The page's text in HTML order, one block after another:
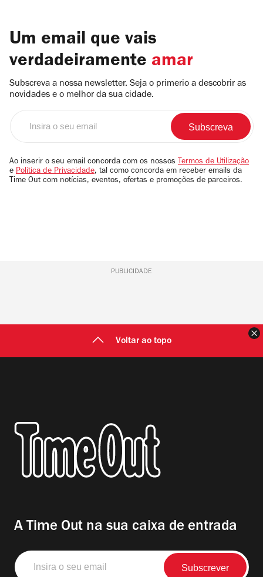
Um email que vais
verdadeiramente amar
Subscreva a nossa newsletter. Seja o primerio a descobrir as
novidades e o melhor da sua cidade.
email
Ao inserir o seu email concorda com os nossos Termos de Utilização
e Política de Privacidade, tal como concorda em receber emails da
Time Out com notícias, eventos, ofertas e promoções de parceiros.
PUBLICIDADE
Voltar ao topo
A Time Out na sua caixa de entrada
Insira
o